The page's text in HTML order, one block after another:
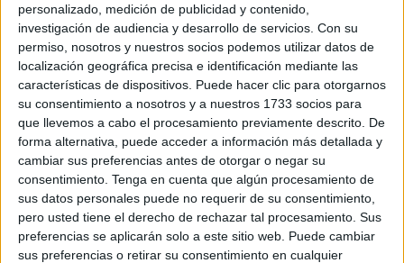
personalizado, medición de publicidad y contenido,
investigación de audiencia y desarrollo de servicios. Con su
permiso, nosotros y nuestros socios podemos utilizar datos de
localización geográfica precisa e identificación mediante las
características de dispositivos. Puede hacer clic para otorgarnos
su consentimiento a nosotros y a nuestros 1733 socios para
que llevemos a cabo el procesamiento previamente descrito. De
forma alternativa, puede acceder a información más detallada y
cambiar sus preferencias antes de otorgar o negar su
consentimiento. Tenga en cuenta que algún procesamiento de
sus datos personales puede no requerir de su consentimiento,
pero usted tiene el derecho de rechazar tal procesamiento. Sus
preferencias se aplicarán solo a este sitio web. Puede cambiar
sus preferencias o retirar su consentimiento en cualquier
RelatedPosts
CCOO acusa a Servilimpce de actuar
como en su etapa privada por culpa del
"eje del mal"
HACE 1 HORA
Ceuta nos necesita
HACE 2 HORAS
No los odio, pero los desprecio
HACE 2 HORAS